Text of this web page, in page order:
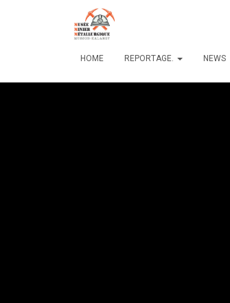
HOME REPORTAGE. NEWS